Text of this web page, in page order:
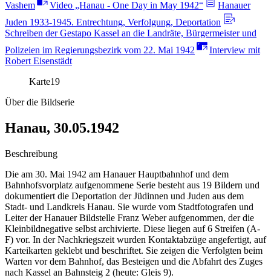
Vashem
Video „Hanau - One Day in May 1942“
Hanauer
Juden 1933-1945. Entrechtung, Verfolgung, Deportation
Schreiben der Gestapo Kassel an die Landräte, Bürgermeister und
Polizeien im Regierungsbezirk vom 22. Mai 1942
Interview mit
Robert Eisenstädt
Karte19
Über die Bildserie
Hanau, 30.05.1942
Beschreibung
Die am 30. Mai 1942 am Hanauer Hauptbahnhof und dem
Bahnhofsvorplatz aufgenommene Serie besteht aus 19 Bildern und
dokumentiert die Deportation der Jüdinnen und Juden aus dem
Stadt- und Landkreis Hanau. Sie wurde vom Stadtfotografen und
Leiter der Hanauer Bildstelle Franz Weber aufgenommen, der die
Kleinbildnegative selbst archivierte. Diese liegen auf 6 Streifen (A-
F) vor. In der Nachkriegszeit wurden Kontaktabzüge angefertigt, auf
Karteikarten geklebt und beschriftet. Sie zeigen die Verfolgten beim
Warten vor dem Bahnhof, das Besteigen und die Abfahrt des Zuges
nach Kassel an Bahnsteig 2 (heute: Gleis 9).